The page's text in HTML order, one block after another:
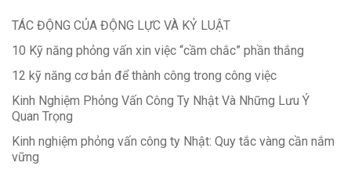
TÁC ĐỘNG CỦA ĐỘNG LỰC VÀ KỶ LUẬT
10 Kỹ năng phỏng vấn xin việc “cầm chắc” phần thắng
12 kỹ năng cơ bản để thành công trong công việc
Kinh Nghiệm Phỏng Vấn Công Ty Nhật Và Những Lưu Ý
Quan Trọng
Kinh nghiệm phỏng vấn công ty Nhật: Quy tắc vàng cần nắm
vững